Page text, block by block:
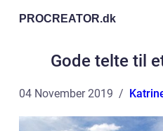
PROCREATOR.dk
Gode telte til
04 November 2019